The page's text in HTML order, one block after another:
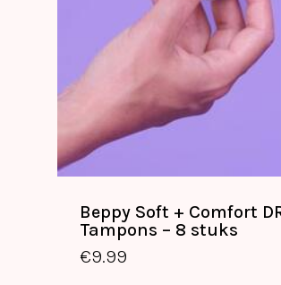
Beppy Soft + Comfort
Tampons – 8 stuks
€9.99
€9.99